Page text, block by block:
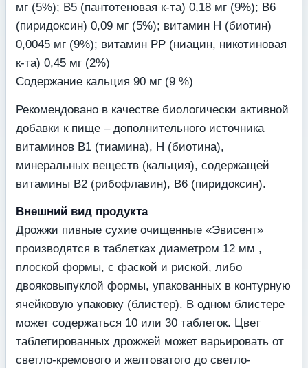
мг (5%); В5 (пантотеновая к-та) 0,18 мг (9%); В6
(пиридоксин) 0,09 мг (5%); витамин Н (биотин)
0,0045 мг (9%); витамин РР (ниацин, никотиновая
к-та) 0,45 мг (2%)
Содержание кальция 90 мг (9 %)
Рекомендовано в качестве биологически активной
добавки к пище – дополнительного источника
витаминов В1 (тиамина), Н (биотина),
минеральных веществ (кальция), содержащей
витамины В2 (рибофлавин), В6 (пиридоксин).
Внешний вид продукта
Дрожжи пивные сухие очищенные «Эвисент»
производятся в таблетках диаметром 12 мм ,
плоской формы, с фаской и риской, либо
двояковыпуклой формы, упакованных в контурную
ячейковую упаковку (блистер). В одном блистере
может содержаться 10 или 30 таблеток. Цвет
таблетированных дрожжей может варьировать от
светло-кремового и желтоватого до светло-